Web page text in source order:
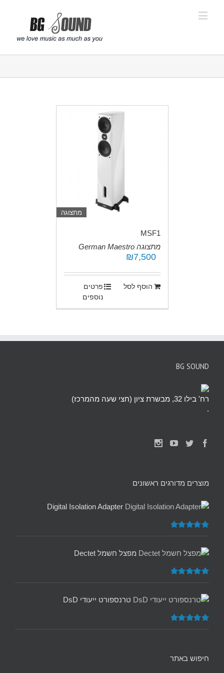
מתצוגה
MSF1
מתצוגה German Maestro
₪7,500
הוסף לסל
פרטים
נוספים
BG SOUND
רח' בילו 32, מבשרת ציון (חצי שעה מהמרכז)
.
מוצרים מדורגים ראשונים
Digital Isolation Adapter
דורג5.00
מפצל חשמל Dectet
דורג5.00
טרנספורט ייעודי DsD
דורג5.00
חיפוש באתר